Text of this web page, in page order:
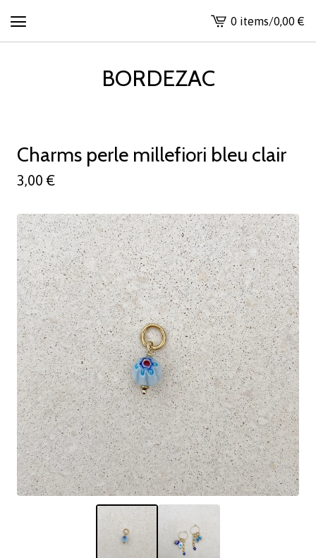
View
cart
0 items/0,00 €
BORDEZAC
Charms perle millefiori bleu clair
3,00€